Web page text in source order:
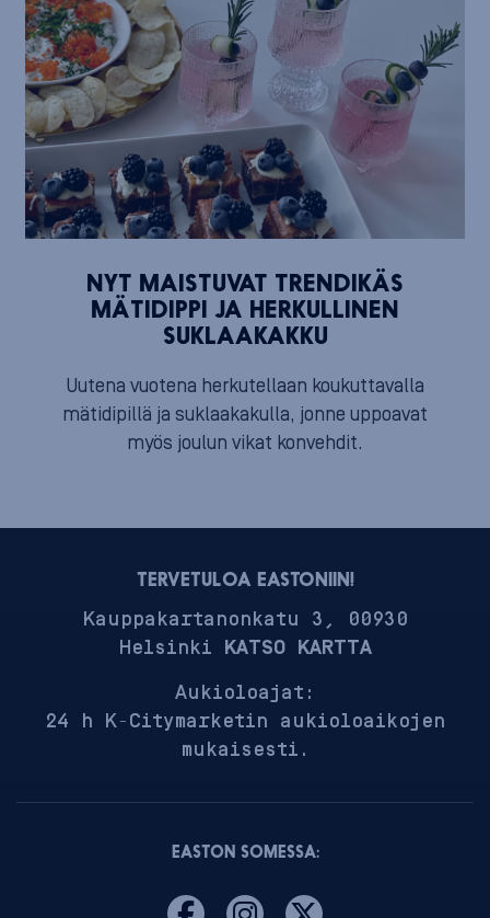
NYT MAISTUVAT TRENDIKÄS
MÄTIDIPPI JA HERKULLINEN
SUKLAAKAKKU
Uutena vuotena herkutellaan koukuttavalla
mätidipillä ja suklaakakulla, jonne uppoavat
myös joulun vikat konvehdit.
TERVETULOA EASTONIIN!
Kauppakartanonkatu 3, 00930
Helsinki KATSO KARTTA
Aukioloajat:
24 h K-Citymarketin aukioloaikojen
mukaisesti.
EASTON SOMESSA: